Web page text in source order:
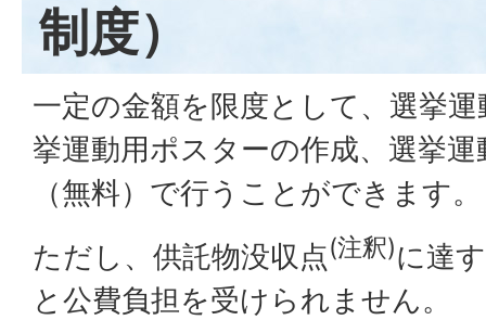
制度）
一定の金額を限度として、選挙
挙運動用ポスターの作成、選挙
（無料）で行うことができます。
ただし、供託物没収点(注釈)に達
と公費負担を受けられません。